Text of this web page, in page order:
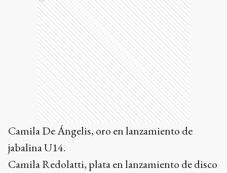
Camila De Ángelis, oro en lanzamiento de
jabalina U14.
Camila Redolatti, plata en lanzamiento de disco